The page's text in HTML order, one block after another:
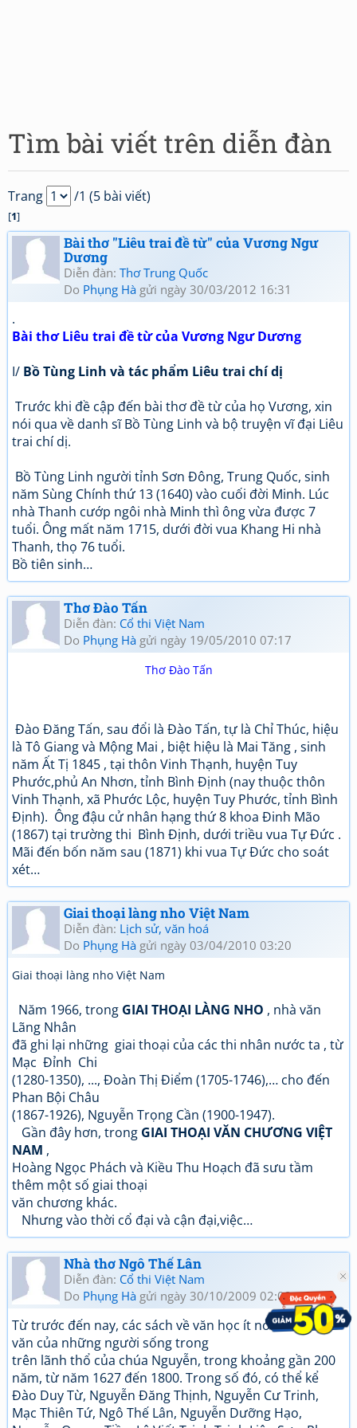
Tìm bài viết trên diễn đàn
Trang /1 (5 bài viết)
[1]
Bài thơ "Liêu trai đề từ" của Vương Ngư
Dương
Diễn đàn: Thơ Trung Quốc
Do Phụng Hà gửi ngày 30/03/2012 16:31
.
Bài thơ Liêu trai đề từ của Vương Ngư Dương
I/ Bồ Tùng Linh và tác phẩm Liêu trai chí dị
Trước khi đề cập đến bài thơ đề từ của họ Vương, xin
nói qua về danh sĩ Bồ Tùng Linh và bộ truyện vĩ đại Liêu
trai chí dị.
Bồ Tùng Linh người tỉnh Sơn Đông, Trung Quốc, sinh
năm Sùng Chính thứ 13 (1640) vào cuối đời Minh. Lúc
nhà Thanh cướp ngôi nhà Minh thì ông vừa được 7
tuổi. Ông mất năm 1715, dưới đời vua Khang Hi nhà
Thanh, thọ 76 tuổi.
Bồ tiên sinh…
Thơ Đào Tấn
Diễn đàn: Cổ thi Việt Nam
Do Phụng Hà gửi ngày 19/05/2010 07:17
Thơ Đào Tấn
Đào Đăng Tấn, sau đổi là Đào Tấn, tự là Chỉ Thúc, hiệu
là Tô Giang và Mộng Mai , biệt hiệu là Mai Tăng , sinh
năm Ất Tị 1845 , tại thôn Vinh Thạnh, huyện Tuy
Phước,phủ An Nhơn, tỉnh Bình Định (nay thuộc thôn
Vinh Thạnh, xã Phước Lộc, huyện Tuy Phước, tỉnh Bình
Định). Ông đậu cử nhân hạng thứ 8 khoa Đinh Mão
(1867) tại trường thi Bình Định, dưới triều vua Tự Đức .
Mãi đến bốn năm sau (1871) khi vua Tự Đức cho soát
xét…
Giai thoại làng nho Việt Nam
Diễn đàn: Lịch sử, văn hoá
Do Phụng Hà gửi ngày 03/04/2010 03:20
Giai thoại làng nho Việt Nam
Năm 1966, trong GIAI THOẠI LÀNG NHO , nhà văn
Lãng Nhân
đã ghi lại những giai thoại của các thi nhân nước ta , từ
Mạc Đỉnh Chi
(1280-1350), ..., Đoàn Thị Điểm (1705-1746),… cho đến
Phan Bội Châu
(1867-1926), Nguyễn Trọng Cần (1900-1947).
Gần đây hơn, trong GIAI THOẠI VĂN CHƯƠNG VIỆT
NAM ,
Hoàng Ngọc Phách và Kiều Thu Hoạch đã sưu tầm
thêm một số giai thoại
văn chương khác.
Nhưng vào thời cổ đại và cận đại,việc…
Nhà thơ Ngô Thế Lân
Diễn đàn: Cổ thi Việt Nam
Do Phụng Hà gửi ngày 30/10/2009 02:02
Từ trước đến nay, các sách về văn học ít nói đến thơ
văn của những người sống trong
trên lãnh thổ của chúa Nguyễn, trong khoảng gần 200
năm, từ năm 1627 đến 1800. Trong số đó, có thể kể
Đào Duy Từ, Nguyễn Đăng Thịnh, Nguyễn Cư Trinh,
Mạc Thiên Tứ, Ngô Thế Lân, Nguyễn Dưỡng Hạo,